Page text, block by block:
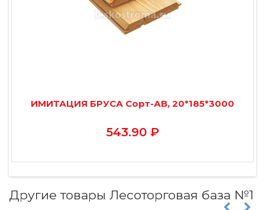
ИМИТАЦИЯ БРУСА Сорт-АВ, 20*185*3000
543.90 ₽
Другие товары Лесоторговая база №1